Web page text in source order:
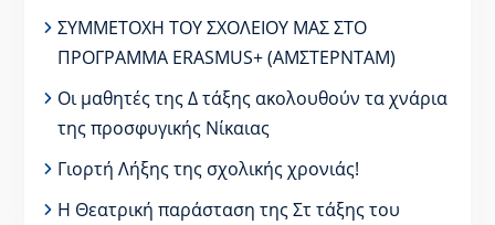
ΣΥΜΜΕΤΟΧΗ ΤΟΥ ΣΧΟΛΕΙΟΥ ΜΑΣ ΣΤΟ
ΠΡΟΓΡΑΜΜΑ ERASMUS+ (ΑΜΣΤΕΡΝΤΑΜ)
Οι μαθητές της Δ τάξης ακολουθούν τα χνάρια
της προσφυγικής Νίκαιας
Γιορτή Λήξης της σχολικής χρονιάς!
Η Θεατρική παράσταση της Στ τάξης του